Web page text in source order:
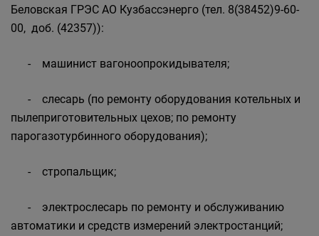
Беловская ГРЭС АО Кузбассэнерго (тел. 8(38452)9-60-
00, доб. (42357)):
- машинист вагоноопрокидывателя;
- слесарь (по ремонту оборудования котельных и
пылеприготовительных цехов; по ремонту
парогазотурбинного оборудования);
- стропальщик;
- электрослесарь по ремонту и обслуживанию
автоматики и средств измерений электростанций;